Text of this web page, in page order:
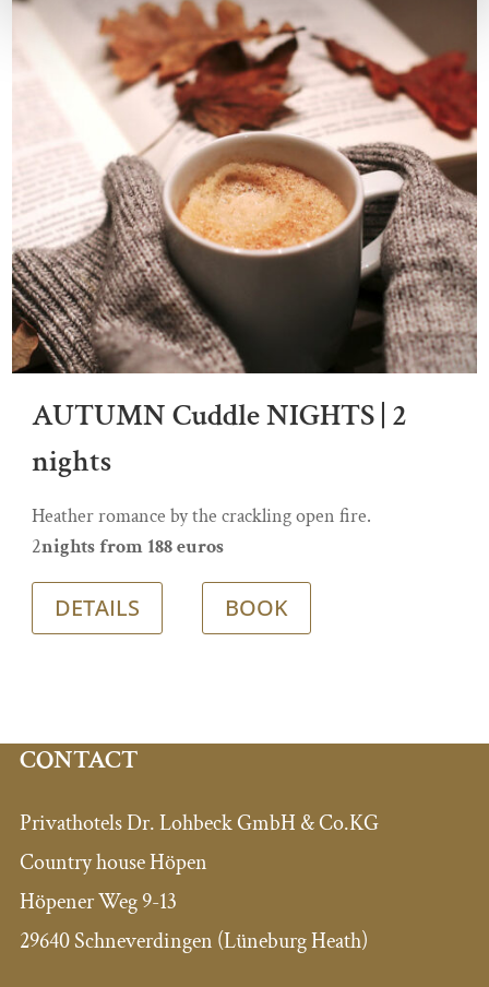
AUTUMN Cuddle NIGHTS | 2
nights
Heather romance by the crackling open fire.
2nights from 188 euros
DETAILS BOOK
CONTACT
Privathotels Dr. Lohbeck GmbH & Co.KG
Country house Höpen
Höpener Weg 9-13
29640 Schneverdingen (Lüneburg Heath)